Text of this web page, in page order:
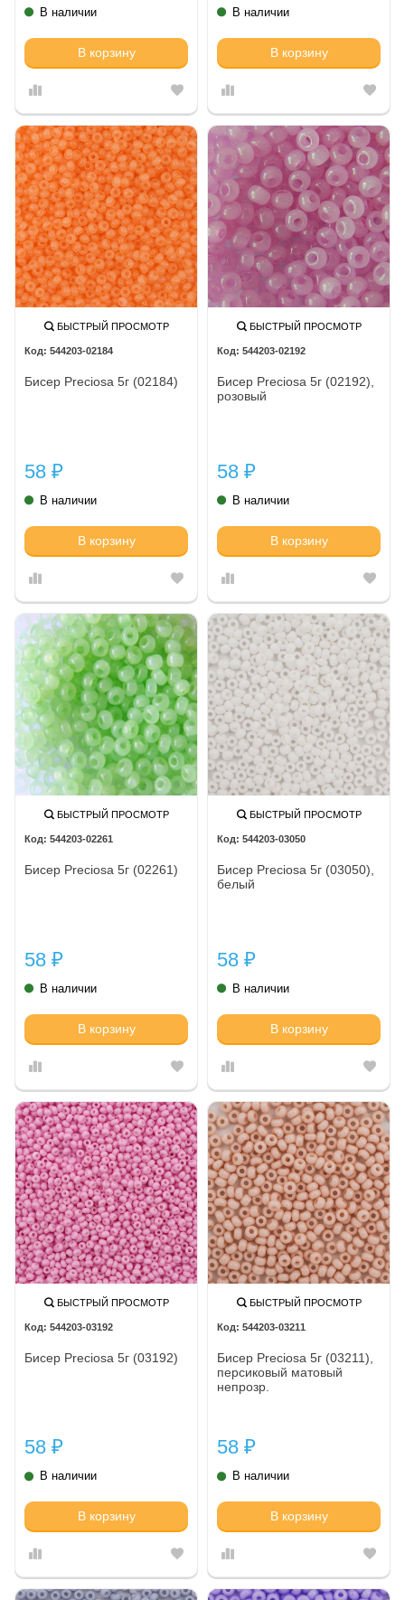
В наличии
В корзину
В наличии
В корзину
БЫСТРЫЙ ПРОСМОТР
544203-02184
Бисер Preciosa 5г (02184)
58 ₽
В наличии
В корзину
БЫСТРЫЙ ПРОСМОТР
544203-02192
Бисер Preciosa 5г (02192),
розовый
58 ₽
В наличии
В корзину
БЫСТРЫЙ ПРОСМОТР
544203-02261
Бисер Preciosa 5г (02261)
58 ₽
В наличии
В корзину
БЫСТРЫЙ ПРОСМОТР
544203-03050
Бисер Preciosa 5г (03050),
белый
58 ₽
В наличии
В корзину
БЫСТРЫЙ ПРОСМОТР
544203-03192
Бисер Preciosa 5г (03192)
58 ₽
В наличии
В корзину
БЫСТРЫЙ ПРОСМОТР
544203-03211
Бисер Preciosa 5г (03211),
персиковый матовый
непрозр.
58 ₽
В наличии
В корзину